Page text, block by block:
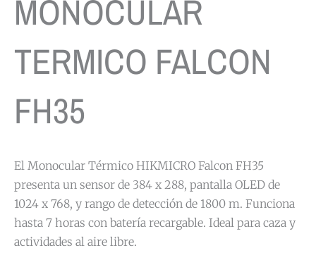
MONOCULAR
TERMICO FALCON
FH35
El Monocular Térmico HIKMICRO Falcon FH35
presenta un sensor de 384 x 288, pantalla OLED de
1024 x 768, y rango de detección de 1800 m. Funciona
hasta 7 horas con batería recargable. Ideal para caza y
actividades al aire libre.